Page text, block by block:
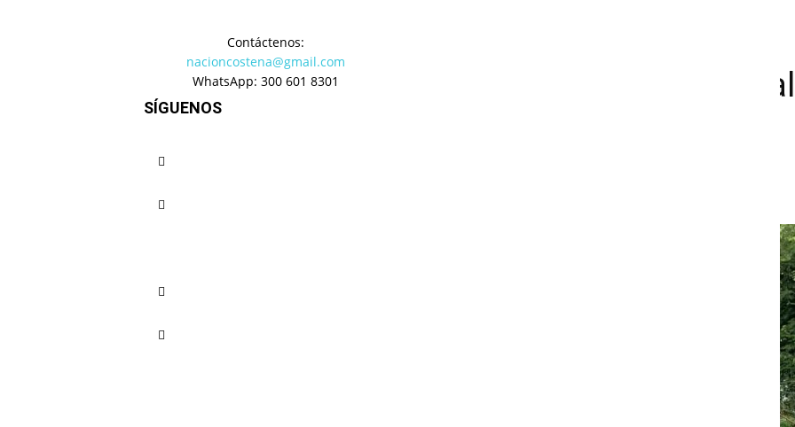
Regionales
Campesinos bloquean vías
Contáctenos:
nacioncostena@gmail.com
WhatsApp: 300 601 8301
SÍGUENOS